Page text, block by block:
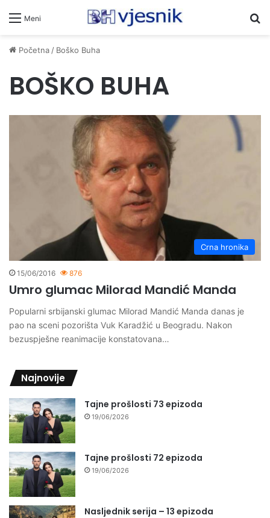
Meni
Početna/ Boško Buha
BOŠKO BUHA
Crna hronika
15/06/2016 876
Umro glumac Milorad Mandić Manda
Popularni srbijanski glumac Milorad Mandić Manda danas je
pao na sceni pozorišta Vuk Karadžić u Beogradu. Nakon
bezuspješne reanimacije konstatovana…
Najnovije
Tajne prošlosti 73 epizoda
19/06/2026
Tajne prošlosti 72 epizoda
19/06/2026
Nasljednik serija – 13 epizoda